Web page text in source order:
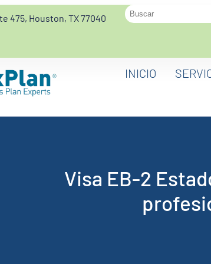
475, Houston, TX 77040
INICIO
Visa EB-2